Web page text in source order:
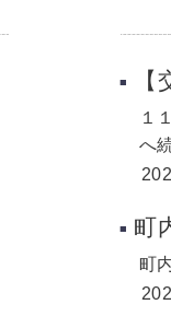
１
へ
町
町